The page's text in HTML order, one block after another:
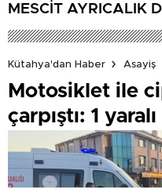
MESCİT AYRICALIK
Kütahya'dan Haber
Asayiş
Motosiklet ile
çarpıştı: 1 yaralı